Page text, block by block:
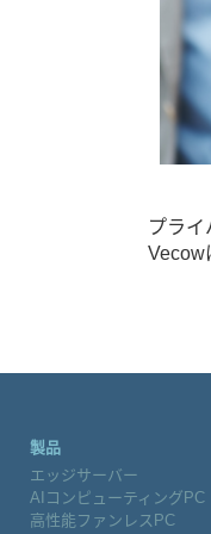
プラ
Vecow
製品
エッジサーバー
AIコンピューティングPC
高性能ファンレスPC